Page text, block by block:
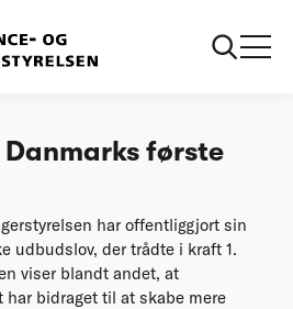
første
har offentliggjort sin
udbudslov, der trådte i kraft 1.
viser blandt andet, at
bidraget til at skabe mere